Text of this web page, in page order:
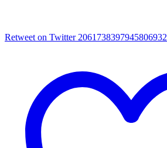
Retweet on Twitter 2061738397945806932